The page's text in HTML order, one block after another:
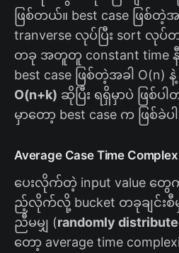
ဖြစ်တယ်။​ best case ဖြစ်တဲ့
tranverse လုပ်ပြီး sort လု
တခု အတူတူ constant time နီ
best case ဖြစ်တဲ့အခါ O(n)
O(n+k) ဆိုပြီး ရရှိမှာပဲ ဖြ
မှာတော့ best case က ဖြစ်ခဲ
Average Case Time
ပေးလိုက်တဲ့ input value တွ
ည့်လိုက်လို့ bucket တခုချင်းစီ
ညီမမျှ (randomly
တော့ average time